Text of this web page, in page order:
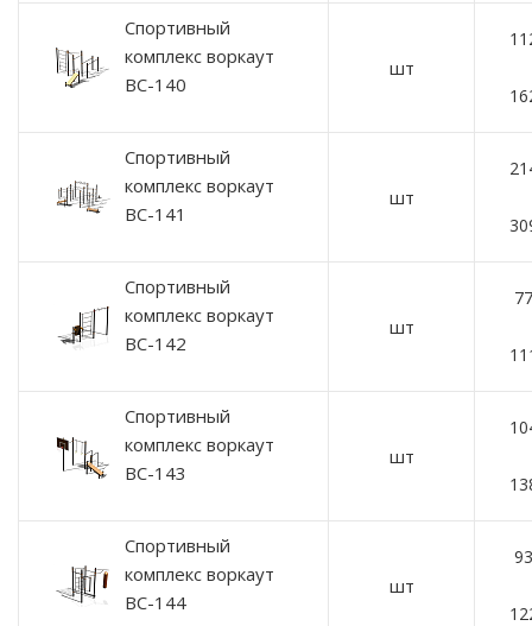
Спортивный
комплекс воркаут
ВС-140
шт
Спортивный
комплекс воркаут
ВС-141
шт
Спортивный
комплекс воркаут
ВС-142
шт
Спортивный
комплекс воркаут
ВС-143
шт
Спортивный
комплекс воркаут
ВС-144
шт